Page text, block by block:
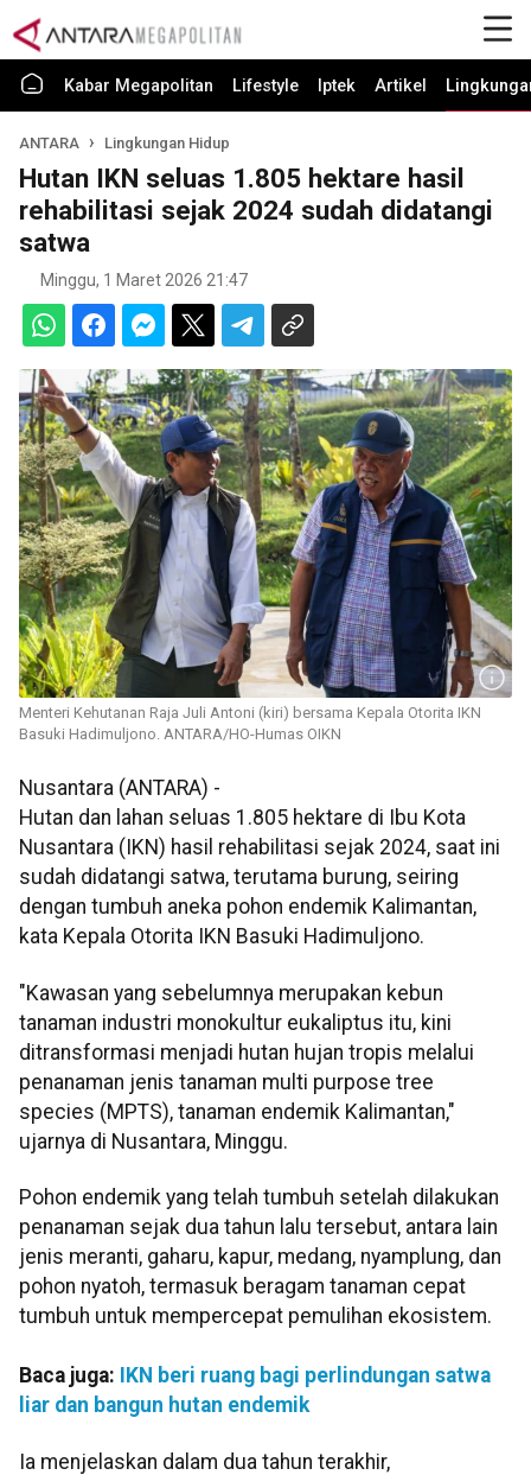
Kabar Megapolitan Lifestyle Iptek Artikel
ANTARA Lingkungan Hidup
Hutan IKN seluas 1.805 hektare hasil
rehabilitasi sejak 2024 sudah didatangi
satwa
Minggu, 1 Maret 2026 21:47
Menteri Kehutanan Raja Juli Antoni (kiri) bersama Kepala Otorita IKN
Basuki Hadimuljono. ANTARA/HO-Humas OIKN
Nusantara (ANTARA) -
Hutan dan lahan seluas 1.805 hektare di Ibu Kota
Nusantara (IKN) hasil rehabilitasi sejak 2024, saat ini
sudah didatangi satwa, terutama burung, seiring
dengan tumbuh aneka pohon endemik Kalimantan,
kata Kepala Otorita IKN Basuki Hadimuljono.
"Kawasan yang sebelumnya merupakan kebun
tanaman industri monokultur eukaliptus itu, kini
ditransformasi menjadi hutan hujan tropis melalui
penanaman jenis tanaman multi purpose tree
species (MPTS), tanaman endemik Kalimantan,"
ujarnya di Nusantara, Minggu.
Pohon endemik yang telah tumbuh setelah dilakukan
penanaman sejak dua tahun lalu tersebut, antara lain
jenis meranti, gaharu, kapur, medang, nyamplung, dan
pohon nyatoh, termasuk beragam tanaman cepat
tumbuh untuk mempercepat pemulihan ekosistem.
Baca juga:
IKN beri ruang bagi perlindungan satwa
liar dan bangun hutan endemik
Ia menjelaskan dalam dua tahun terakhir,